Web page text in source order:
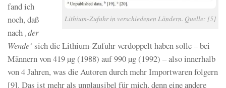
Lithium-Zufuhr in verschiedenen Ländern. Quelle: [5]
fand ich
noch, daß
nach ‚der
Wende‘ sich die Lithium-Zufuhr verdoppelt haben solle – bei
Männern von 419 µg (1988) auf 990 µg (1992) – also innerhalb
von 4 Jahren, was die Autoren durch mehr Importwaren folgern
[9]. Das ist mehr als unplausibel für mich, denn eine andere